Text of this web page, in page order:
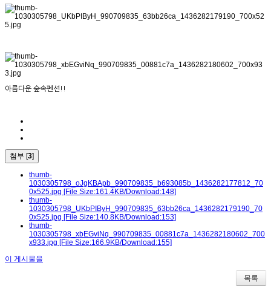
아름다운 숲속펜션!!
첨부 [3]
thumb-
1030305798_oJgKBApb_990709835_b693085b_1436282177812_70
0x525.jpg [File Size:161.4KB/Download:148]
thumb-
1030305798_UKbPIByH_990709835_63bb26ca_1436282179190_70
0x525.jpg [File Size:140.8KB/Download:153]
thumb-
1030305798_xbEGviNq_990709835_00881c7a_1436282180602_700
x933.jpg [File Size:166.9KB/Download:155]
이 게시물을
목록